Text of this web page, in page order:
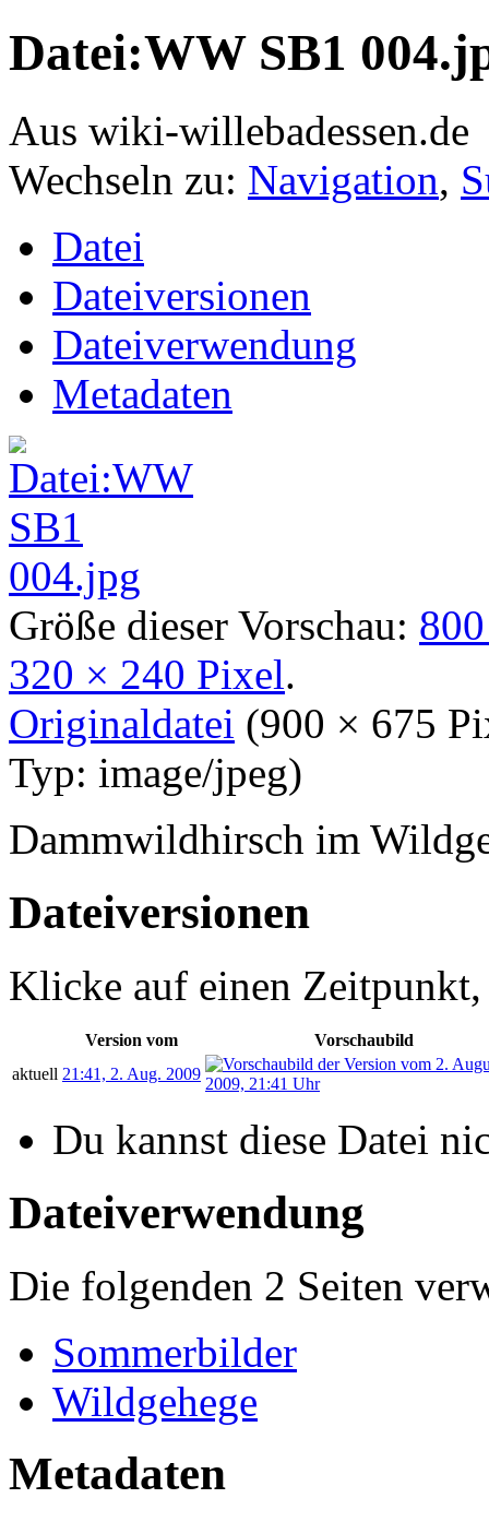
Datei:WW SB1
Aus wiki-willebadessen.de
Wechseln zu: Navigation,
Datei
Dateiversionen
Dateiverwendung
Metadaten
Größe dieser Vorschau:
320 × 240 Pixel.
Originaldatei (900 × 675
Typ: image/jpeg)
Dammwildhirsch im
Dateiversionen
Klicke auf einen Zeitpunkt,
Version vom
Vorschaubild
aktuell 21:41, 2. Aug. 2009
Du kannst diese Datei
Dateiverwendung
Die folgenden 2 Seiten
Sommerbilder
Wildgehege
Metadaten